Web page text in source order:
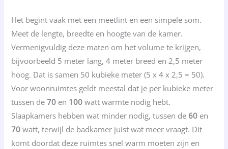
Het begint vaak met een meetlint en een simpele som.
Meet de lengte, breedte en hoogte van de kamer.
Vermenigvuldig deze maten om het volume te krijgen,
bijvoorbeeld 5 meter lang, 4 meter breed en 2,5 meter
hoog. Dat is samen 50 kubieke meter (5 x 4 x 2,5 = 50).
Voor woonruimtes geldt meestal dat je per kubieke meter
tussen de70 en 100 watt warmte nodig hebt.
Slaapkamers hebben wat minder nodig, tussen de 60 en
70 watt, terwijl de badkamer juist wat meer vraagt. Dit
komt doordat deze ruimtes snel warm moeten zijn en